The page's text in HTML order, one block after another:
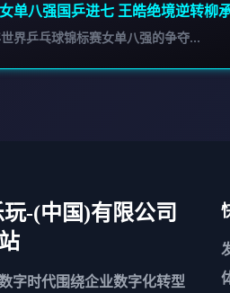
单八强国乒进七 王皓绝境逆转柳
界乒乓球锦标赛女单八强的争夺...
-(中国)有限公司
字时代围绕企业数字化转型